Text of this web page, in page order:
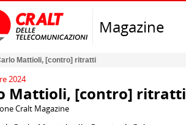
Magazine
Mattioli, [contro] ritratti
2024
Mattioli, [contro] ritratti
Cralt Magazine